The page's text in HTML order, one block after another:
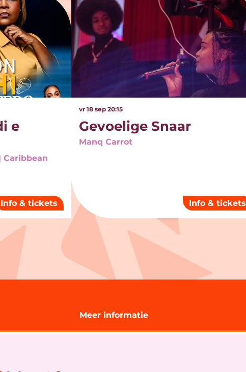
e
Caribbean
Info & tickets
Gevoelige Snaar
Manq Carrot
vr 18 sep20:15
Info & tickets
Meer informatie
Technische informatie